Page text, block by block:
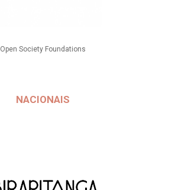
Open Society Foundations
NACIONAIS